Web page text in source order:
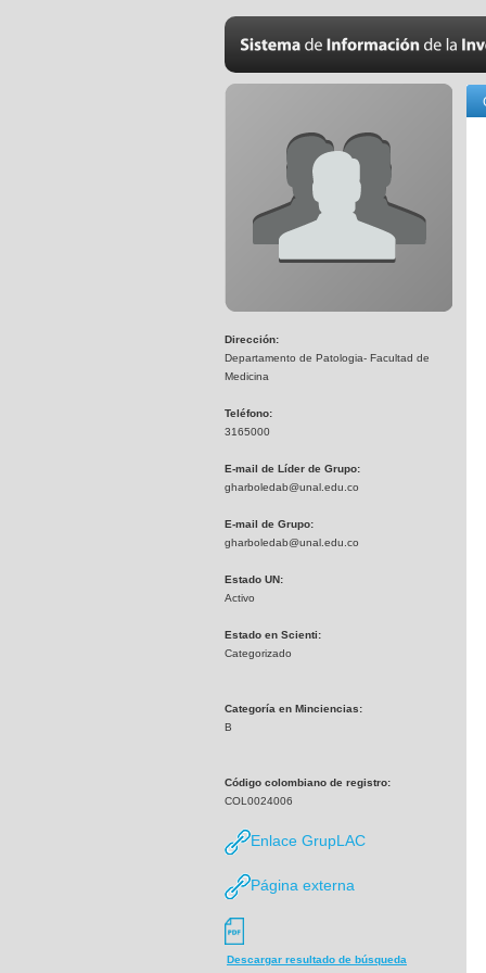
Dirección:
Departamento de Patologia- Facultad de
Medicina
Teléfono:
3165000
E-mail de Líder de Grupo:
gharboledab@unal.edu.co
E-mail de Grupo:
gharboledab@unal.edu.co
Estado UN:
Activo
Estado en Scienti:
Categorizado
Categoría en Minciencias:
B
Código colombiano de registro:
COL0024006
Enlace GrupLAC
Página externa
Descargar resultado de búsqueda